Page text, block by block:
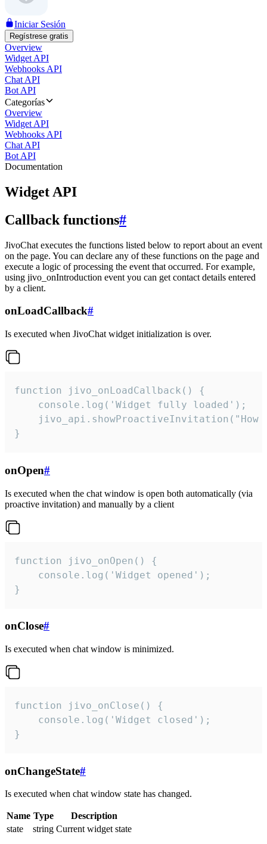
Iniciar Sesión
Regístrese gratis
Overview
Widget API
Webhooks API
Chat API
Bot API
Categorías
Overview
Widget API
Webhooks API
Chat API
Bot API
Documentation
Widget API
Callback functions#
JivoChat executes the functions listed below to report about an event
on the page. You can declare any of these functions on the page and
execute a logic of processing the event that occurred. For example,
using jivo_onIntroduction event you can get contact details entered
by a client.
onLoadCallback#
Is executed when JivoChat widget initialization is over.
function jivo_onLoadCallback() {
    console.log('Widget fully loaded');
jivo_api.showProactiveInvitation("How
}
onOpen#
Is executed when the chat window is open both automatically (via
proactive invitation) and manually by a client
function jivo_onOpen() {
    console.log('Widget opened');
}
onClose#
Is executed when chat window is minimized.
function jivo_onClose() {
    console.log('Widget closed');
}
onChangeState#
Is executed when chat window state has changed.
Name Type
Description
state
string Current widget state